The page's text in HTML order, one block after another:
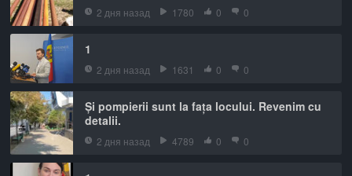
2 дня назад 1780 0 0
1
2 дня назад 1631 0 0
Și pompierii sunt la fața locului. Revenim cu
detalii.
2 дня назад 4789 0 0